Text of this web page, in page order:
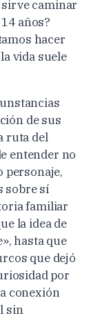
sirve caminar
años?
hacer
vida suele
de sus
ruta del
entender no
personaje,
sobre sí
familiar
la idea de
hasta que
que dejó
por
conexión
sin